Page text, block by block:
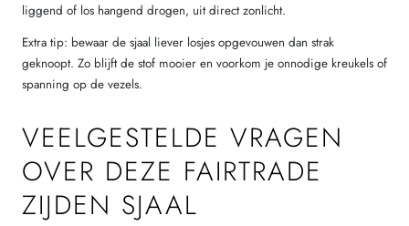
liggend of los hangend drogen, uit direct zonlicht.
Extra tip: bewaar de sjaal liever losjes opgevouwen dan strak
geknoopt. Zo blijft de stof mooier en voorkom je onnodige kreukels of
spanning op de vezels.
VEELGESTELDE VRAGEN
OVER DEZE FAIRTRADE
ZIJDEN SJAAL